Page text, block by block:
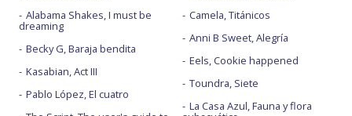
Alabama Shakes, I must be
dreaming
Becky G, Baraja bendita
Kasabian, Act III
Pablo López, El cuatro
Camela, Titánicos
Anni B Sweet, Alegría
Eels, Cookie happened
Toundra, Siete
La Casa Azul, Fauna y flora